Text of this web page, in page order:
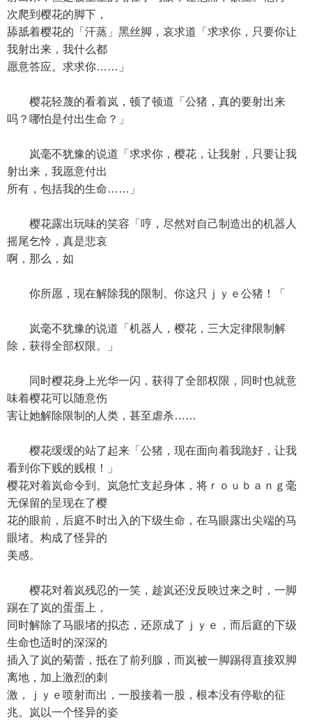
次爬到樱花的脚下，
舔舐着樱花的「汗蒸」黑丝脚，哀求道「求求你，只要你让
我射出来，我什么都
愿意答应。求求你……」
樱花轻蔑的看着岚，顿了顿道「公猪，真的要射出来
吗？哪怕是付出生命？」
岚毫不犹豫的说道「求求你，樱花，让我射，只要让我
射出来，我愿意付出
所有，包括我的生命……」
樱花露出玩味的笑容「哼，尽然对自己制造出的机器人
摇尾乞怜，真是悲哀
啊，那么，如
你所愿，现在解除我的限制。你这只ｊｙｅ公猪！「
岚毫不犹豫的说道「机器人，樱花，三大定律限制解
除，获得全部权限。」
同时樱花身上光华一闪，获得了全部权限，同时也就意
味着樱花可以随意伤
害让她解除限制的人类，甚至虐杀……
樱花缓缓的站了起来「公猪，现在面向着我跪好，让我
看到你下贱的贱根！」
樱花对着岚命令到。岚急忙支起身体，将ｒｏｕｂａｎｇ毫
无保留的呈现在了樱
花的眼前，后庭不时出入的下级生命，在马眼露出尖端的马
眼堵。构成了怪异的
美感。
樱花对着岚残忍的一笑，趁岚还没反映过来之时，一脚
踢在了岚的蛋蛋上，
同时解除了马眼堵的拟态，还原成了ｊｙｅ，而后庭的下级
生命也适时的深深的
插入了岚的菊蕾，抵在了前列腺，而岚被一脚踢得直接双脚
离地，加上激烈的刺
激，ｊｙｅ喷射而出，一股接着一股，根本没有停歇的征
兆。岚以一个怪异的姿